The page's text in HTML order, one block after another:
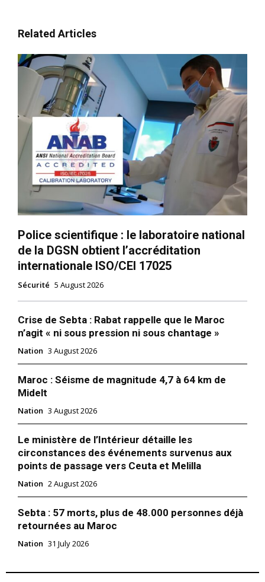
Related Articles
Police scientifique : le laboratoire national
de la DGSN obtient l’accréditation
internationale ISO/CEI 17025
Sécurité 5 August 2026
Crise de Sebta : Rabat rappelle que le Maroc
n’agit « ni sous pression ni sous chantage »
Nation 3 August 2026
Maroc : Séisme de magnitude 4,7 à 64 km de
Midelt
Nation 3 August 2026
Le ministère de l’Intérieur détaille les
circonstances des événements survenus aux
points de passage vers Ceuta et Melilla
Nation 2 August 2026
Sebta : 57 morts, plus de 48.000 personnes déjà
retournées au Maroc
Nation 31 July 2026